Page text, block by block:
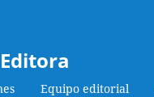
Equipo editorial